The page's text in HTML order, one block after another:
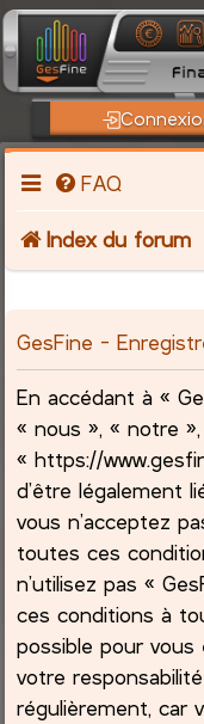
FAQ
Index du forum
GesFine -
En accédant à «
« nous », « notre
« https://
d’être légalement
vous n’acceptez
toutes ces
n’utilisez pas «
ces conditions à
possible pour
votre
régulièrement, car